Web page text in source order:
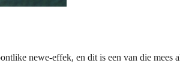
newe-effek, en dit is een van die mees